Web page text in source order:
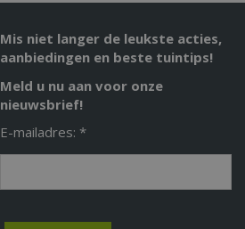
Mis niet langer de leukste acties,
aanbiedingen en beste tuintips!
Meld u nu aan voor onze
nieuwsbrief!
E-mailadres: *